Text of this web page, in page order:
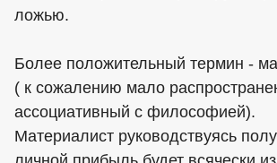
ложью.
Более положительный термин -
( к сожалению мало
ассоциативный с философией).
Материалист руководствуясь